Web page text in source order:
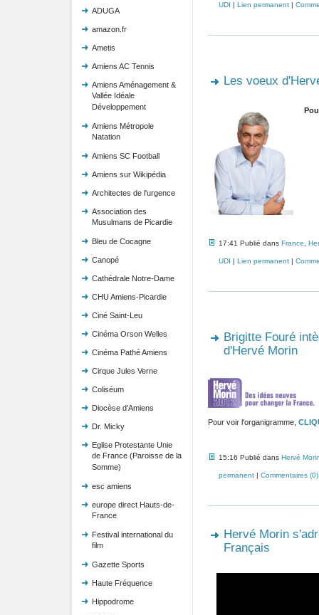
ADUGA
amazon.fr
Ametis
Amiens AC Tennis
Amiens Aménagement &
Vallée Idéale
Développement
Amiens Métropole
Natation
Amiens SC Football
Amiens sur Wikipédia
Architectes de l'urgence
Association des
Musulmans de Picardie
Bleu de Cocagne
Canopé
Cathédrale Notre-Dame
CHU Amiens-Picardie
Ciné Saint-Leu
Cinéma Orson Welles
Cinéma Pathé Amiens
Cirque Jules Verne
Coliséum
Diocèse d'Amiens
Dr. Micky
Eglise Protestante Unie
de France (Paroisse de la
Somme)
esc amiens
europe direct Hauts-de-
France
Festival international du
film
Gazette Sports
Haute Fréquence
Hippodrome
UDI Lien permanent|
Les voeux
17:41 Publié dans France,
UDI | Lien permanent|
Brigitte Fouré
d'Hervé Morin
Pour voir l'organigramme,
15:16 Publié dans Hervé
permanent| Commentaires (0)
Hervé Morin
Français